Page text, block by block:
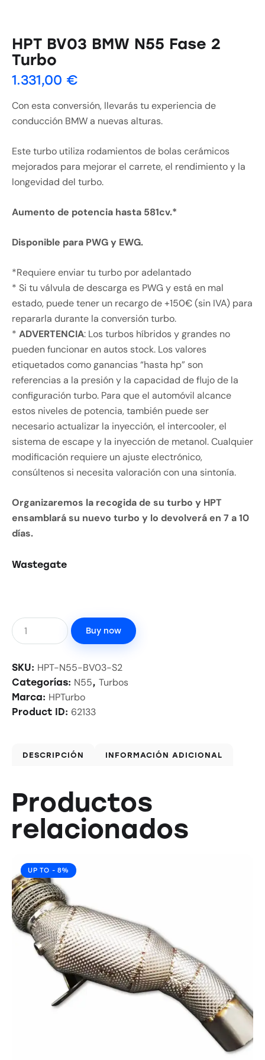
HPT BV03 BMW N55 Fase 2
Turbo
1.331,00 €
Con esta conversión, llevarás tu experiencia de
conducción BMW a nuevas alturas.
Este turbo utiliza rodamientos de bolas cerámicos
mejorados para mejorar el carrete, el rendimiento y la
longevidad del turbo.
Aumento de potencia hasta 581cv.*
Disponible para PWG y EWG.
*Requiere enviar tu turbo por adelantado
* Si tu válvula de descarga es PWG y está en mal
estado, puede tener un recargo de +150€ (sin IVA) para
repararla durante la conversión turbo.
* ADVERTENCIA: Los turbos híbridos y grandes no
pueden funcionar en autos stock. Los valores
etiquetados como ganancias “hasta hp” son
referencias a la presión y la capacidad de flujo de la
configuración turbo. Para que el automóvil alcance
estos niveles de potencia, también puede ser
necesario actualizar la inyección, el intercooler, el
sistema de escape y la inyección de metanol. Cualquier
modificación requiere un ajuste electrónico,
consúltenos si necesita valoración con una sintonía.
Organizaremos la recogida de su turbo y HPT
ensamblará su nuevo turbo y lo devolverá en 7 a 10
días.
Wastegate
Buy now
SKU: HPT-N55-BV03-S2
Categorías: N55, Turbos
Marca: HPTurbo
Product ID: 62133
DESCRIPCIÓN INFORMACIÓN ADICIONAL
Productos
relacionados
UP TO - 8%